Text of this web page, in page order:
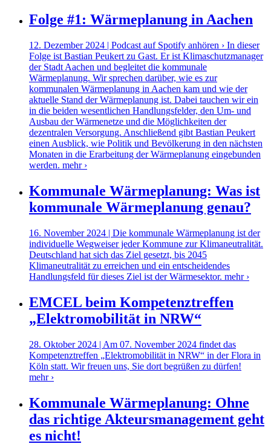
Folge #1: Wärmeplanung in Aachen
12. Dezember 2024 | Podcast auf Spotify anhören › In dieser
Folge ist Bastian Peukert zu Gast. Er ist Klimaschutzmanager
der Stadt Aachen und begleitet die kommunale
Wärmeplanung. Wir sprechen darüber, wie es zur
kommunalen Wärmeplanung in Aachen kam und wie der
aktuelle Stand der Wärmeplanung ist. Dabei tauchen wir ein
in die beiden wesentlichen Handlungsfelder, den Um- und
Ausbau der Wärmenetze und die Möglichkeiten der
dezentralen Versorgung. Anschließend gibt Bastian Peukert
einen Ausblick, wie Politik und Bevölkerung in den nächsten
Monaten in die Erarbeitung der Wärmeplanung eingebunden
werden. mehr ›
Kommunale Wärmeplanung: Was ist
kommunale Wärmeplanung genau?
16. November 2024 | Die kommunale Wärmeplanung ist der
individuelle Wegweiser jeder Kommune zur Klimaneutralität.
Deutschland hat sich das Ziel gesetzt, bis 2045
Klimaneutralität zu erreichen und ein entscheidendes
Handlungsfeld für dieses Ziel ist der Wärmesektor. mehr ›
EMCEL beim Kompetenztreffen
„Elektromobilität in NRW“
28. Oktober 2024 | Am 07. November 2024 findet das
Kompetenztreffen „Elektromobilität in NRW“ in der Flora in
Köln statt. Wir freuen uns, Sie dort begrüßen zu dürfen!
mehr ›
Kommunale Wärmeplanung: Ohne
das richtige Akteursmanagement geht
es nicht!